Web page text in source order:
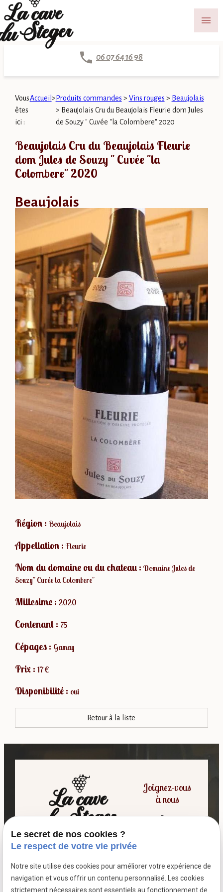
menu
06 07 64 16 98
Vous
êtes
ici :
Accueil > Produits commandes > Vins rouges > Beaujolais
> Beaujolais Cru du Beaujolais Fleurie dom Jules
de Souzy " Cuvée "la Colombere" 2020
Beaujolais Cru du Beaujolais Fleurie
dom Jules de Souzy " Cuvée "la
Colombere" 2020
Beaujolais
Région : Beaujolais
Appellation : Fleurie
Nom du domaine ou du chateau : Domaine Jules de
Souzy" Cuvée la Colombere"
Millesime : 2020
Contenant : 75
Cépages : Gamay
Prix : 17 €
Disponibilité : oui
Retour à la liste
Joignez-vous
à nous
7 passage fleuri
- 59380 SOCX
Panneau de gestion des cookies
Le secret de nos cookies ?
Le respect de votre vie privée
Notre site utilise des cookies pour améliorer votre expérience de
navigation et vous offrir un contenu personnalisé. Les cookies
strictement nécessaires sont essentiels au fonctionnement de